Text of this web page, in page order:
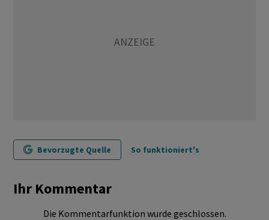
Bevorzugte Quelle So funktioniert's
Ihr Kommentar
Die Kommentarfunktion wurde geschlossen.